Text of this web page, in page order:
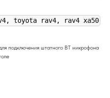
toyota rav4, rav4 xa50,
подключения штатного BT микрофона